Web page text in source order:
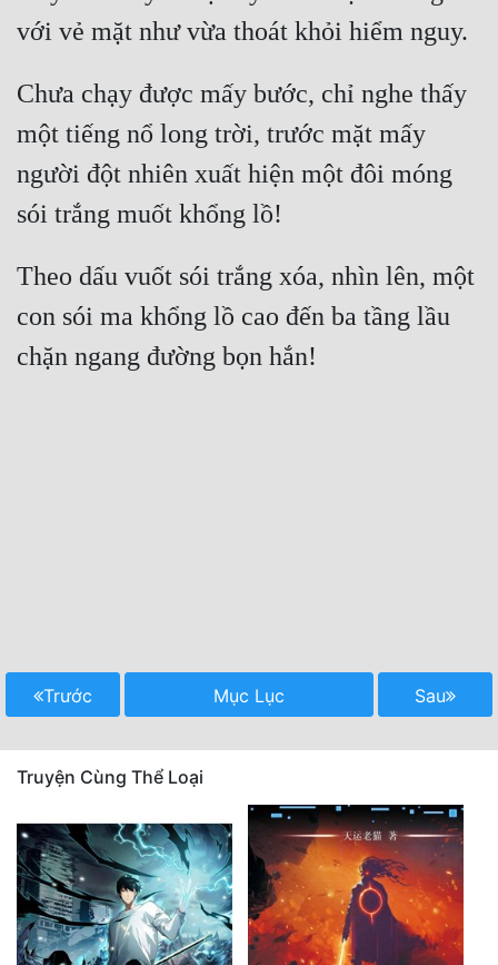
Chưa chạy được mấy bước, chỉ nghe thấy
một tiếng nổ long trời, trước mặt mấy
người đột nhiên xuất hiện một đôi móng
Theo dấu vuốt sói trắng xóa, nhìn lên, một
con sói ma khổng lồ cao đến ba tầng lầu
Trước Mục Lục Sau
Truyện Cùng Thể Loại